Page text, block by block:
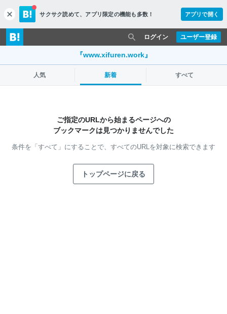
c
l
o
s
サクサク読めて、 アプリ限定の機能も多数！ アプリで開く
ユーザー登録
ログイン
『www.xifuren.work』
人気 新着 すべて
ご指定のURLから始まるページへの
ブックマークは見つかりませんでした
条件を「すべて」にすることで、 すべてのURLを対象に検索できます
トップページに戻る